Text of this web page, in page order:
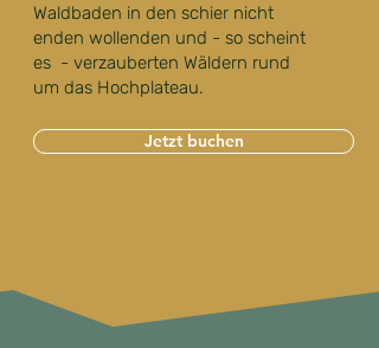
Waldbaden in den schier nicht
enden wollenden und - so scheint
es - verzauberten Wäldern rund
um das Hochplateau.
Jetzt buchen